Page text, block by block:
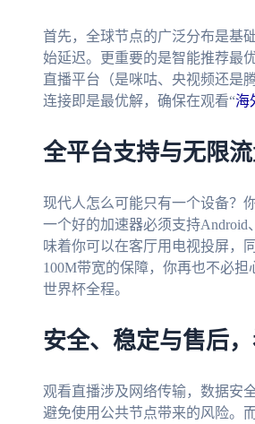
首先，全球节点的广泛分布是基
始延迟。更重要的是智能推荐最
直播平台（是咪咕、央视频还是
连接即是最优解，确保在观看“海
全平台支持与无限
现代人怎么可能只有一个设备？
一个好的加速器必须支持Android
味着你可以在客厅用电视投屏，
100M带宽的保障，你再也不必
世界杯全程。
安全、稳定与售后
观看直播涉及网络传输，数据安
避免使用公共节点带来的风险。